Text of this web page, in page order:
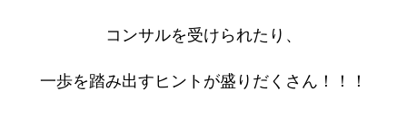
コンサルを受けられたり、
一歩を踏み出すヒントが盛りだくさん！！！